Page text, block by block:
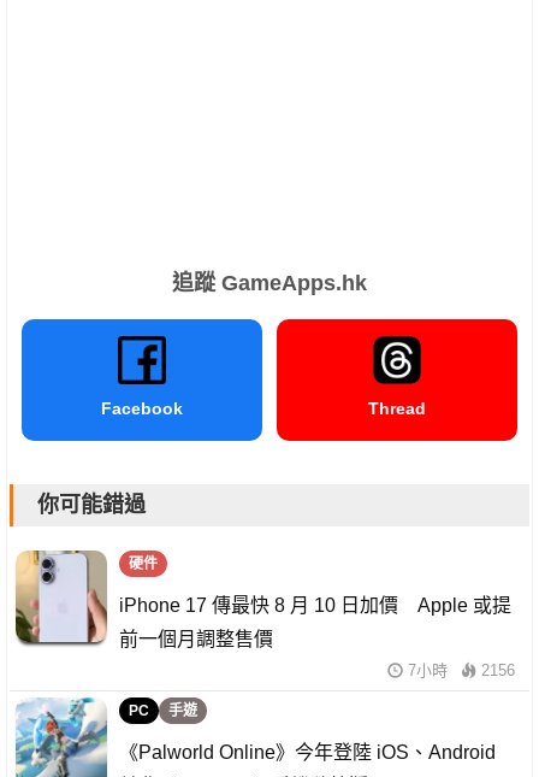
追蹤 GameApps.hk
Facebook Thread
你可能錯過
硬件
iPhone 17 傳最快 8 月 10 日加價 Apple 或提
前一個月調整售價
7小時 2156
PC 手遊
《Palworld Online》今年登陸 iOS、Android